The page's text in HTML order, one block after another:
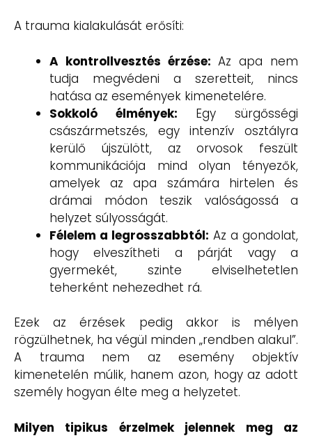
A trauma kialakulását erősíti:
A kontrollvesztés érzése: Az apa nem
tudja megvédeni a szeretteit, nincs
hatása az események kimenetelére.
Sokkoló élmények: Egy sürgősségi
császármetszés, egy intenzív osztályra
kerülő újszülött, az orvosok feszült
kommunikációja mind olyan tényezők,
amelyek az apa számára hirtelen és
drámai módon teszik valóságossá a
helyzet súlyosságát.
Félelem a legrosszabbtól: Az a gondolat,
hogy elveszítheti a párját vagy a
gyermekét, szinte elviselhetetlen
teherként nehezedhet rá.
Ezek az érzések pedig akkor is mélyen
rögzülhetnek, ha végül minden „rendben alakul”.
A trauma nem az esemény objektív
kimenetelén múlik, hanem azon, hogy az adott
személy hogyan élte meg a helyzetet.
Milyen tipikus érzelmek jelennek meg az